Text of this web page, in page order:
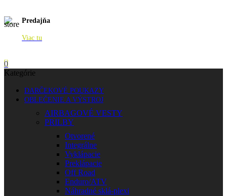
Predajňa
Viac tu
0
Kategórie
DARČEKOVÉ POUKAZY
OBLEČENIE A VÝSTROJ
AIRBAGOVÉ VESTY
PRILBY
Otvorené
Integrálne
Vyklápacie
Preklápacie
Off Road
Enduro/ATV
Náhradné sklá-plexi